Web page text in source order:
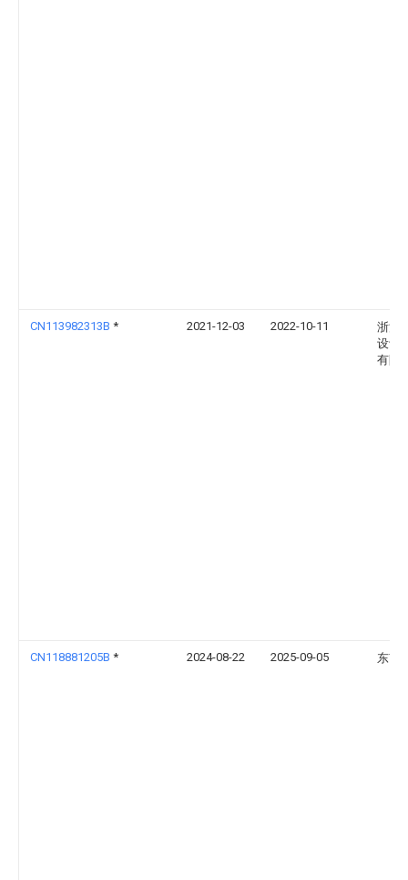
CN113982313B * 2021-12-03 2022-10-11
浙江
设计
有限
CN118881205B * 2024-08-22 2025-09-05 东南